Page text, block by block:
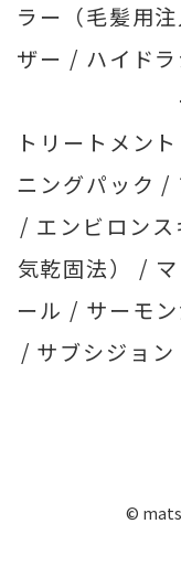
ラー（毛髪用
ザー / ハイド
トリートメン
ニングパック /
/ エンビロン
気乾固法） /
ール / サーモ
/ サブシジョ
©